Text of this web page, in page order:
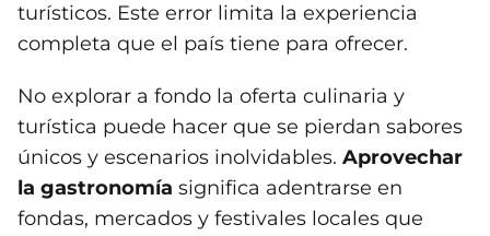
turísticos. Este error limita la experiencia
completa que el país tiene para ofrecer.
No explorar a fondo la oferta culinaria y
turística puede hacer que se pierdan sabores
únicos y escenarios inolvidables. Aprovechar
la gastronomía significa adentrarse en
fondas, mercados y festivales locales que